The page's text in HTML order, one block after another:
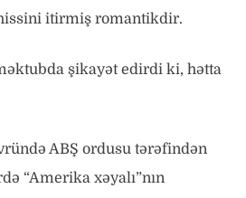
itirmiş romantikdir.
şikayət edirdi ki, hətta
ABŞ ordusu tərəfindən
“Amerika xəyalı”nın